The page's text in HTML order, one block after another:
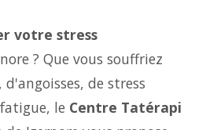
votre stress
? Que vous souffriez
de stress
le Centre Tatérapi